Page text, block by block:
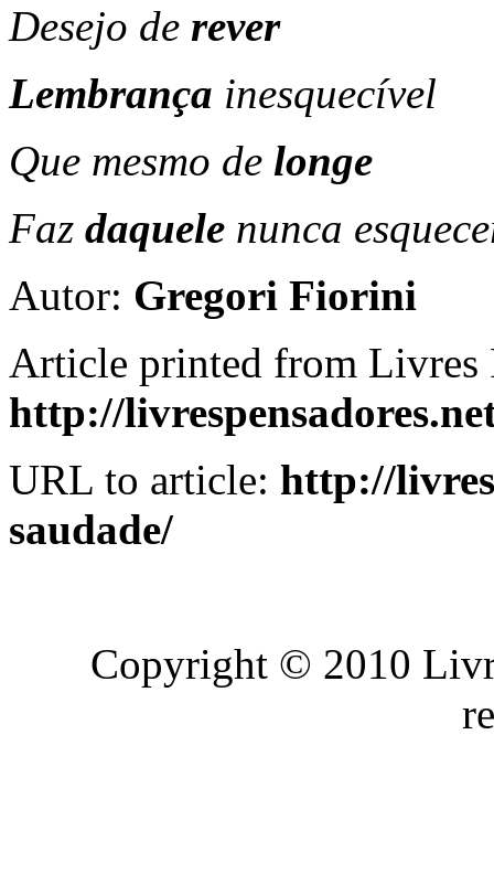
Desejo de rever
Lembrança inesquecível
Que mesmo de longe
Faz daquele nunca
Autor: Gregori Fiorini
Article printed from Livres
http://
URL to article: http://
saudade/
Copyright © 2010